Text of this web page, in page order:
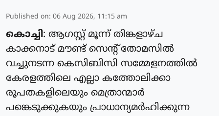
Published on: 06 Aug 2026, 11:15 am
കൊച്ചി: ആഗസ്റ്റ് മൂന്ന് തിങ്കളാഴ്ച
കാക്കനാട് മൗണ്ട് സെന്റ് തോമസില്‍
വച്ചുനടന്ന കെസിബിസി സമ്മേളനത്തില്‍
കേരളത്തിലെ എല്ലാ കത്തോലിക്കാ
രൂപതകളിലെയും മെത്രാന്മാര്‍
പങ്കെടുക്കുകയും പ്രാധാന്യമര്‍ഹിക്കുന്ന